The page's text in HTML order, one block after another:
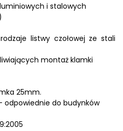
i stalowych
listwy czołowej ze stali
montaż klamki
25mm.
odpowiednie do budynków